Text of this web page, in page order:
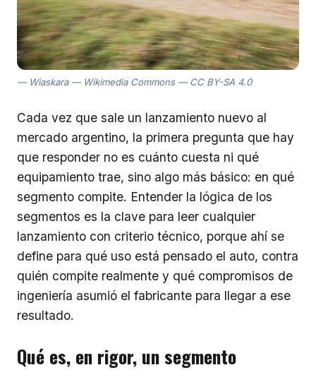
Wiaskara — Wikimedia Commons — CC BY-SA 4.0
Cada vez que sale un lanzamiento nuevo al
mercado argentino, la primera pregunta que hay
que responder no es cuánto cuesta ni qué
equipamiento trae, sino algo más básico: en qué
segmento compite. Entender la lógica de los
segmentos es la clave para leer cualquier
lanzamiento con criterio técnico, porque ahí se
define para qué uso está pensado el auto, contra
quién compite realmente y qué compromisos de
ingeniería asumió el fabricante para llegar a ese
resultado.
Qué es, en rigor, un segmento